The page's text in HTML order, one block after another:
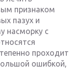
признаком
пазух и
насморку с
проходит
ошибкой,